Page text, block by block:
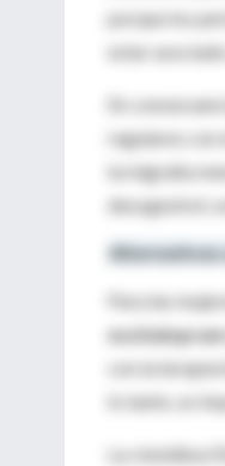
porque los
estar
En
regulares
la migraña
desogestrel,
Alternativas
Para las
con la
lo tanto, es
La clonidina